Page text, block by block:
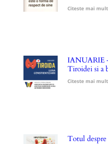
Citeste mai
IANUARIE
Tiroidei si a
Citeste mai
Totul